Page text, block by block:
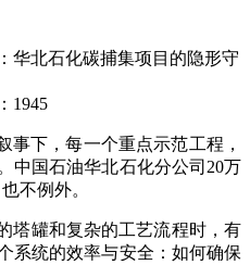
华北石化碳捕集项目的隐形守
1945
下，每一个重点示范工程，
中国石油华北石化分公司20万
不例外。
罐和复杂的工艺流程时，有
系统的效率与安全：如何确保